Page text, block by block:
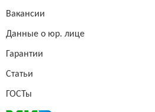
Вакансии
Данные о юр. лице
Гарантии
Статьи
ГОСТы